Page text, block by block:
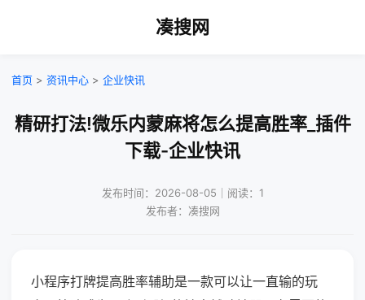
凑搜网
首页 > 资讯中心 > 企业快讯
精研打法!微乐内蒙麻将怎么提高胜率_插件
下载-企业快讯
发布时间：2026-08-05｜阅读：1
发布者：凑搜网
小程序打牌提高胜率辅助是一款可以让一直输的玩